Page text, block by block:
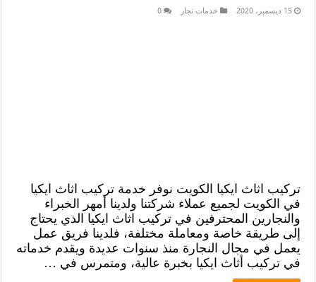
15 ديسمبر، 2020 خدمات نجار 0
تركيب اثاث ايكيا الكويت نوفر خدمة تركيب اثاث ايكيا
في الكويت لجميع عملاء شركتنا ولدينا أمهر الخبراء
والنجارين المحترفين في تركيب اثاث ايكيا الذي يحتاج
إلى طريقة خاصة ومعاملة مختلفة، فلدينا فريق عمل
يعمل في مجال النجارة منذ سنوات عديدة ويقدم خدماته
في تركيب أثاث ايكيا بخبرة عالية، ومتمرس في …